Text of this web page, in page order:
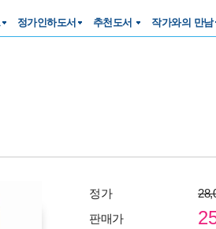
정가인하도서 추천도서 작가와의 만남
정가
판매가